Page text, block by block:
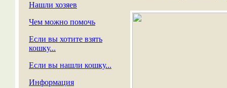
Нашли хозяев
Чем можно помочь
Если вы хотите взять
кошку...
Если вы нашли кошку...
Информация